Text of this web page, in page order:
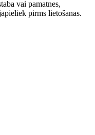
vai pamatnes,
pirms lietošanas.